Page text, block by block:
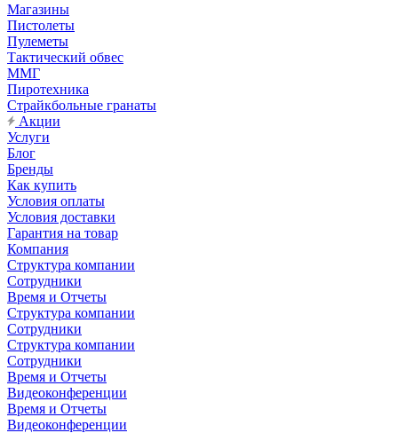
Магазины
Пистолеты
Пулеметы
Тактический обвес
ММГ
Пиротехника
Страйкбольные гранаты
Акции
Услуги
Блог
Бренды
Как купить
Условия оплаты
Условия доставки
Гарантия на товар
Компания
Структура компании
Сотрудники
Время и Отчеты
Структура компании
Сотрудники
Структура компании
Сотрудники
Время и Отчеты
Видеоконференции
Время и Отчеты
Видеоконференции